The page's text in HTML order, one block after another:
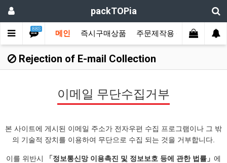
packTOPia
BBS
메인 즉시구매상품 주문제작용 상품 견적
Rejection of E-mail Collection
이메일 무단수집거부
본 사이트에 게시된 이메일 주소가 전자우편 수집 프로그램이나 그 밖
의 기술적 장치를 이용하여 무단으로 수집 되는 것을 거부합니다.
이를 위반시 「정보통신망 이용촉진 및 정보보호 등에 관한 법률」 에